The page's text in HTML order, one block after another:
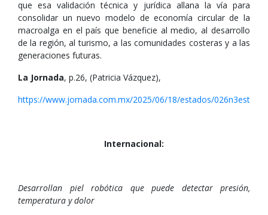
que esa validación técnica y jurídica allana la vía para
consolidar un nuevo modelo de economía circular de la
macroalga en el país que beneficie al medio, al desarrollo
de la región, al turismo, a las comunidades costeras y a las
generaciones futuras.
La Jornada, p.26, (Patricia Vázquez),
https://www.jornada.com.mx/2025/06/18/estados/026n3est
Internacional:
Desarrollan piel robótica que puede detectar presión,
temperatura y dolor